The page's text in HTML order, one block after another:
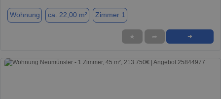
Wohnung ca. 22,00 m² Zimmer 1
★ ➦ ➜